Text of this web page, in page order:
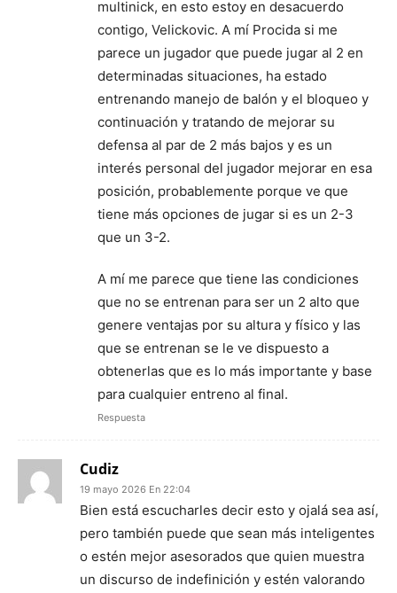
multinick, en esto estoy en desacuerdo
contigo, Velickovic. A mí Procida si me
parece un jugador que puede jugar al 2 en
determinadas situaciones, ha estado
entrenando manejo de balón y el bloqueo y
continuación y tratando de mejorar su
defensa al par de 2 más bajos y es un
interés personal del jugador mejorar en esa
posición, probablemente porque ve que
tiene más opciones de jugar si es un 2-3
que un 3-2.
A mí me parece que tiene las condiciones
que no se entrenan para ser un 2 alto que
genere ventajas por su altura y físico y las
que se entrenan se le ve dispuesto a
obtenerlas que es lo más importante y base
para cualquier entreno al final.
Respuesta
Cudiz
19 mayo 2026 En 22:04
Bien está escucharles decir esto y ojalá sea así,
pero también puede que sean más inteligentes
o estén mejor asesorados que quien muestra
un discurso de indefinición y estén valorando